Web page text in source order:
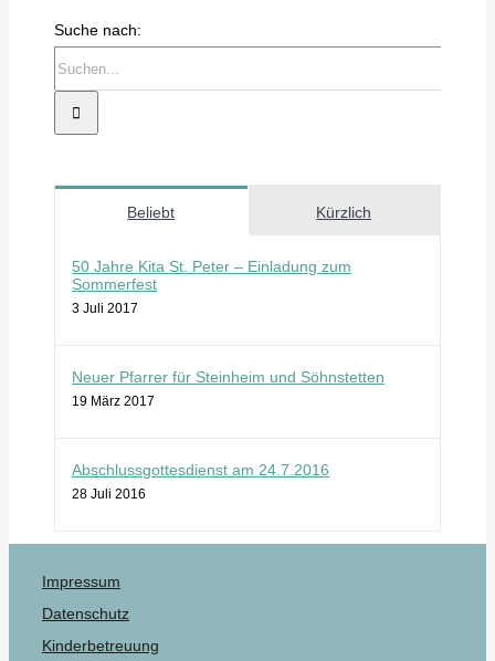
Suche nach:
Beliebt Kürzlich
50 Jahre Kita St. Peter – Einladung zum
Sommerfest
3 Juli 2017
Neuer Pfarrer für Steinheim und Söhnstetten
19 März 2017
Abschlussgottesdienst am 24.7.2016
28 Juli 2016
Impressum
Datenschutz
Kinderbetreuung